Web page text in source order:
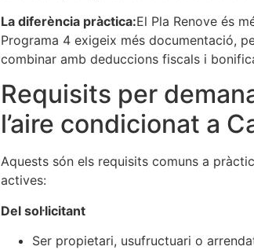
La diferència pràctica:El Pla Renove és
Programa 4 exigeix més documentació,
combinar amb deduccions fiscals i
Requisits per
l’aire condicionat a
Aquests són els requisits comuns a
actives:
Del sol·licitant
Ser propietari, usufructuari o